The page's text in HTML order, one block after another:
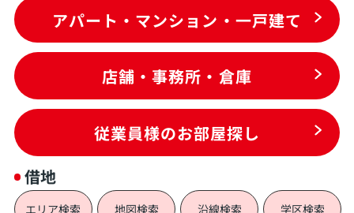
アパート・マンション・一戸建て
店舗・事務所・倉庫
従業員様のお部屋探し
借地
エリア検索 地図検索 沿線検索 学区検索